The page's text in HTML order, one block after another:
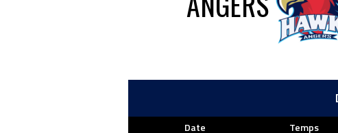
Date Temps